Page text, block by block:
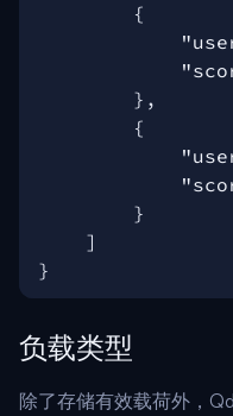
{
},
{
}
]
}
负载类型
除了存储有效载荷外，